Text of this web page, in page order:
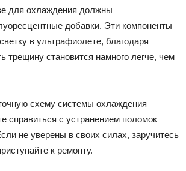
для охлаждения должны
добавки. Эти компоненты
в ультрафиолете, благодаря
трещину становится намного легче, чем
схему системы охлаждения
справиться с устранением поломок
не уверены в своих силах, заручитесь
к ремонту.